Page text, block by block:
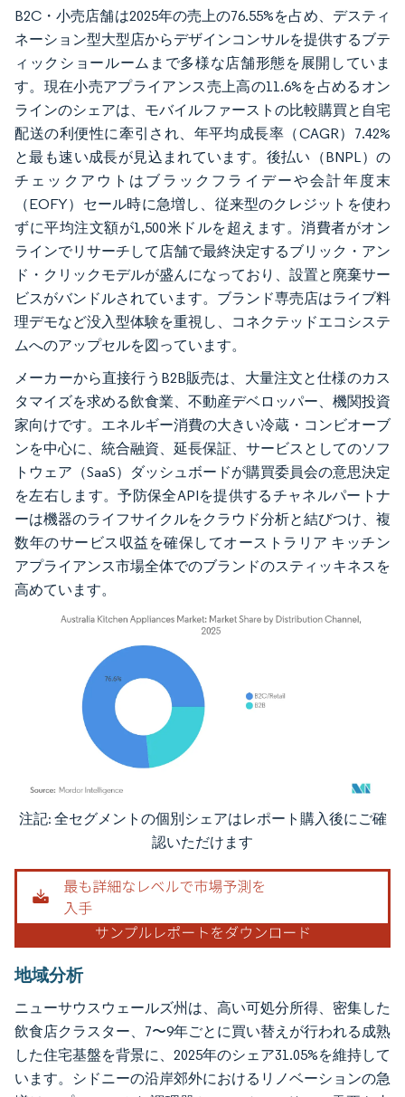
B2C・小売店舗は2025年の売上の76.55%を占め、デスティ
ネーション型大型店からデザインコンサルを提供するブテ
ィックショールームまで多様な店舗形態を展開していま
す。現在小売アプライアンス売上高の11.6%を占めるオン
ラインのシェアは、モバイルファーストの比較購買と自宅
配送の利便性に牽引され、年平均成長率（CAGR）7.42%
と最も速い成長が見込まれています。後払い（BNPL）の
チェックアウトはブラックフライデーや会計年度末
（EOFY）セール時に急増し、従来型のクレジットを使わ
ずに平均注文額が1,500米ドルを超えます。消費者がオン
ラインでリサーチして店舗で最終決定するブリック・アン
ド・クリックモデルが盛んになっており、設置と廃棄サー
ビスがバンドルされています。ブランド専売店はライブ料
理デモなど没入型体験を重視し、コネクテッドエコシステ
ムへのアップセルを図っています。
メーカーから直接行うB2B販売は、大量注文と仕様のカス
タマイズを求める飲食業、不動産デベロッパー、機関投資
家向けです。エネルギー消費の大きい冷蔵・コンビオーブ
ンを中心に、統合融資、延長保証、サービスとしてのソフ
トウェア（SaaS）ダッシュボードが購買委員会の意思決定
を左右します。予防保全APIを提供するチャネルパートナ
ーは機器のライフサイクルをクラウド分析と結びつけ、複
数年のサービス収益を確保してオーストラリア キッチン
アプライアンス市場全体でのブランドのスティッキネスを
高めています。
画像 © Mordor Intelligence。再利用にはCC BY 4.0の表示が必要です。
注記: 全セグメントの個別シェアはレポート購入後にご確
認いただけます
地域分析
ニューサウスウェールズ州は、高い可処分所得、密集した
飲食店クラスター、7〜9年ごとに買い替えが行われる成熟
した住宅基盤を背景に、2025年のシェア31.05%を維持して
います。シドニーの沿岸郊外におけるリノベーションの急